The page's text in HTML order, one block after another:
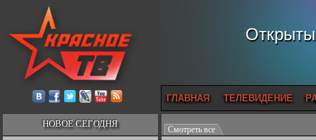
ГЛАВНАЯ ТЕЛЕВИДЕНИЕ
НОВОЕ СЕГОДНЯ
Смотреть все